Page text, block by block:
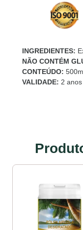
INGREDIENTES:
NÃO CONTÉM
CONTEÚDO:
VALIDADE: 2